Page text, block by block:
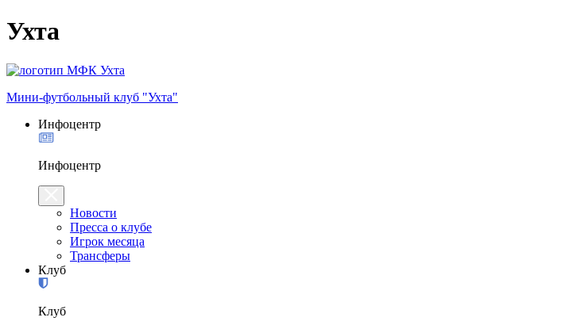
Ухта
Мини-футбольный клуб "Ухта"
Инфоцентр
Инфоцентр
Новости
Пресса о клубе
Игрок месяца
Трансферы
Клуб
Клуб